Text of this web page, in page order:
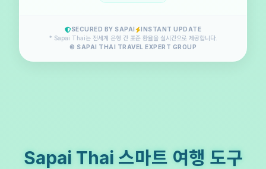
SECURED BY SAPAI
INSTANT UPDATE
* Sapai Thai는 전세계 은행 간 표준 환율을 실시간으로 제공합니다.
© SAPAI THAI TRAVEL EXPERT GROUP
Sapai Thai 스마트 여행 도구